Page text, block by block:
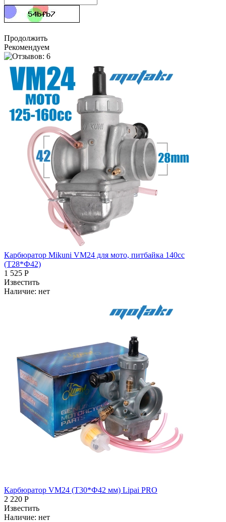
Продолжить
Рекомендуем
Карбюратор Mikuni VM24 для мото, питбайка 140cc
(Т28*Ф42)
1 525 Р
Известить
Наличие: нет
Карбюратор VM24 (Т30*Ф42 мм) Lipai PRO
2 220 Р
Известить
Наличие: нет